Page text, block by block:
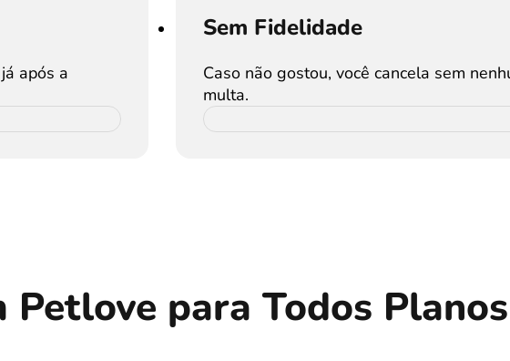
após a
Sem Fidelidade
Caso não gostou, você cancela sem
multa.
Petlove para Todos Planos